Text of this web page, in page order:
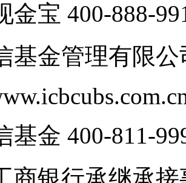
金宝 400-888-
基金管理有限公
基金 400-811-